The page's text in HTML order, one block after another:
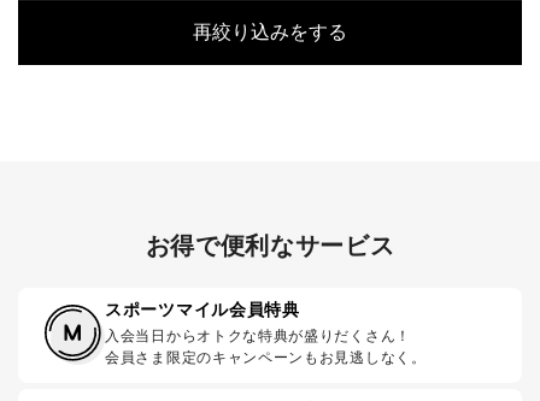
再絞り込みをする
お得で便利なサービス
スポーツマイル会員特典
入会当日からオトクな特典が盛りだくさん！
会員さま限定のキャンペーンもお見逃しなく。